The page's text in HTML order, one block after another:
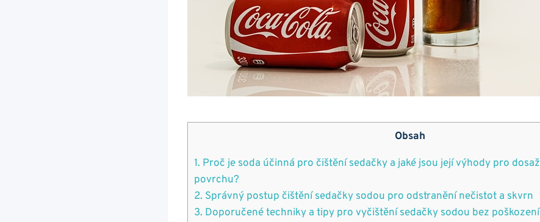
Obsah
1. Proč je soda účinná pro čištění sedačky a jaké jsou její výhody pro
povrchu?
2. Správný postup čištění sedačky sodou pro odstranění nečistot a skvrn
3. Doporučené techniky a tipy pro vyčištění sedačky sodou bez